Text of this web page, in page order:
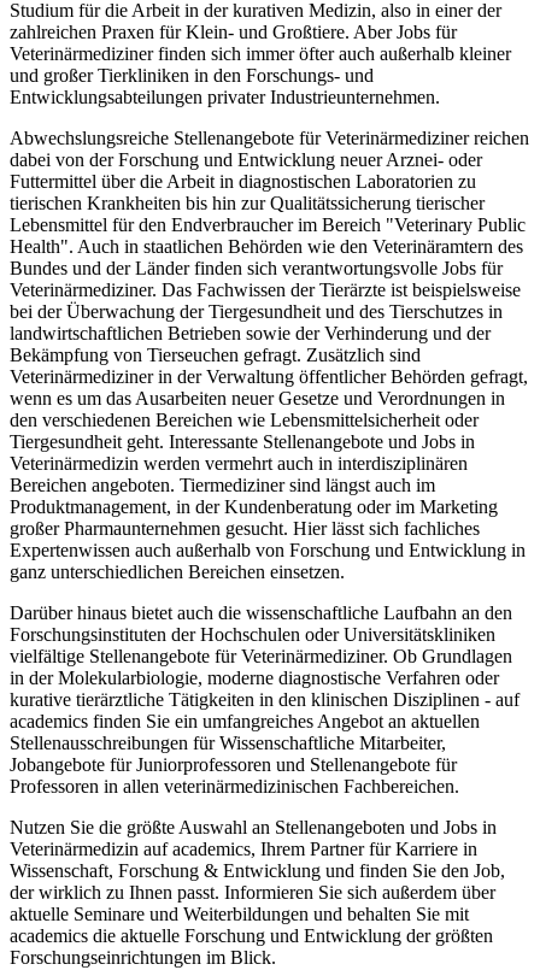
Studium für die Arbeit in der kurativen Medizin, also in einer der
zahlreichen Praxen für Klein- und Großtiere. Aber Jobs für
Veterinärmediziner finden sich immer öfter auch außerhalb kleiner
und großer Tierkliniken in den Forschungs- und
Entwicklungsabteilungen privater Industrieunternehmen.
Abwechslungsreiche Stellenangebote für Veterinärmediziner reichen
dabei von der Forschung und Entwicklung neuer Arznei- oder
Futtermittel über die Arbeit in diagnostischen Laboratorien zu
tierischen Krankheiten bis hin zur Qualitätssicherung tierischer
Lebensmittel für den Endverbraucher im Bereich "Veterinary Public
Health". Auch in staatlichen Behörden wie den Veterinäramtern des
Bundes und der Länder finden sich verantwortungsvolle Jobs für
Veterinärmediziner. Das Fachwissen der Tierärzte ist beispielsweise
bei der Überwachung der Tiergesundheit und des Tierschutzes in
landwirtschaftlichen Betrieben sowie der Verhinderung und der
Bekämpfung von Tierseuchen gefragt. Zusätzlich sind
Veterinärmediziner in der Verwaltung öffentlicher Behörden gefragt,
wenn es um das Ausarbeiten neuer Gesetze und Verordnungen in
den verschiedenen Bereichen wie Lebensmittelsicherheit oder
Tiergesundheit geht. Interessante Stellenangebote und Jobs in
Veterinärmedizin werden vermehrt auch in interdisziplinären
Bereichen angeboten. Tiermediziner sind längst auch im
Produktmanagement, in der Kundenberatung oder im Marketing
großer Pharmaunternehmen gesucht. Hier lässt sich fachliches
Expertenwissen auch außerhalb von Forschung und Entwicklung in
ganz unterschiedlichen Bereichen einsetzen.
Darüber hinaus bietet auch die wissenschaftliche Laufbahn an den
Forschungsinstituten der Hochschulen oder Universitätskliniken
vielfältige Stellenangebote für Veterinärmediziner. Ob Grundlagen
in der Molekularbiologie, moderne diagnostische Verfahren oder
kurative tierärztliche Tätigkeiten in den klinischen Disziplinen - auf
academics finden Sie ein umfangreiches Angebot an aktuellen
Stellenausschreibungen für Wissenschaftliche Mitarbeiter,
Jobangebote für Juniorprofessoren und Stellenangebote für
Professoren in allen veterinärmedizinischen Fachbereichen.
Nutzen Sie die größte Auswahl an Stellenangeboten und Jobs in
Veterinärmedizin auf academics, Ihrem Partner für Karriere in
Wissenschaft, Forschung & Entwicklung und finden Sie den Job,
der wirklich zu Ihnen passt. Informieren Sie sich außerdem über
aktuelle Seminare und Weiterbildungen und behalten Sie mit
academics die aktuelle Forschung und Entwicklung der größten
Forschungseinrichtungen im Blick.